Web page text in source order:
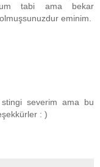
tabi ama bekar
eminim.
severim ama bu
: )